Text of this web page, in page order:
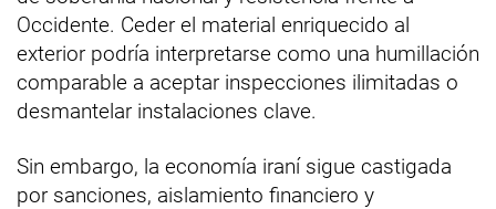
Occidente. Ceder el material enriquecido al
exterior podría interpretarse como una humillación
comparable a aceptar inspecciones ilimitadas o
desmantelar instalaciones clave.
Sin embargo, la economía iraní sigue castigada
por sanciones, aislamiento financiero y